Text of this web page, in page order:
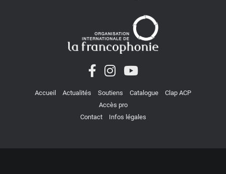
Accueil Actualités Soutiens Catalogue
Clap ACP
Accès pro
Contact
Infos légales